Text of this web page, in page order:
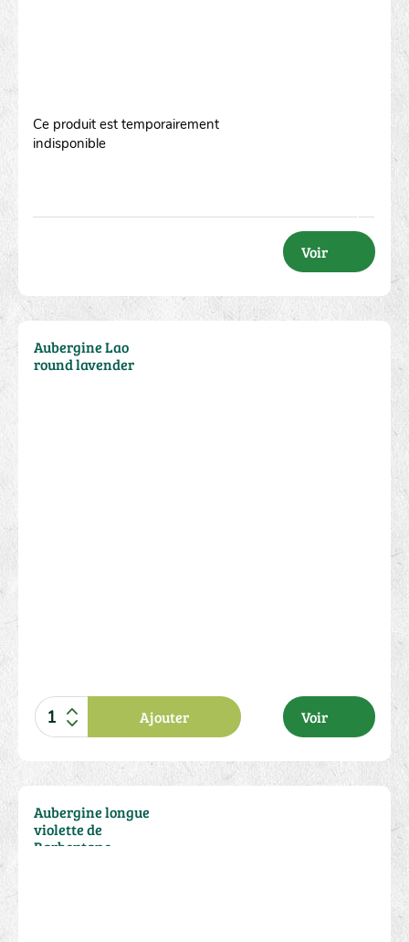
Ce produit est temporairement
indisponible
Voir
11.00 €
Ajouter Voir
Aubergine Lao
round lavender
Aubergine longue
violette de
Barbentane